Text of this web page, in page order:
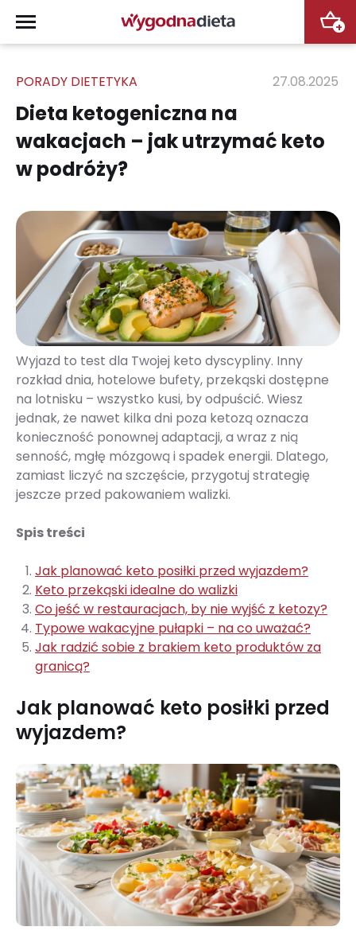
+
PORADY DIETETYKA 27.08.2025
Dieta ketogeniczna na
wakacjach – jak utrzymać keto
w podróży?
Wyjazd to test dla Twojej keto dyscypliny. Inny
rozkład dnia, hotelowe bufety, przekąski dostępne
na lotnisku – wszystko kusi, by odpuścić. Wiesz
jednak, że nawet kilka dni poza ketozą oznacza
konieczność ponownej adaptacji, a wraz z nią
senność, mgłę mózgową i spadek energii. Dlatego,
zamiast liczyć na szczęście, przygotuj strategię
jeszcze przed pakowaniem walizki.
Spis treści
Jak planować keto posiłki przed wyjazdem?
Keto przekąski idealne do walizki
Co jeść w restauracjach, by nie wyjść z ketozy?
Typowe wakacyjne pułapki – na co uważać?
Jak radzić sobie z brakiem keto produktów za
granicą?
Jak planować keto posiłki przed
wyjazdem?